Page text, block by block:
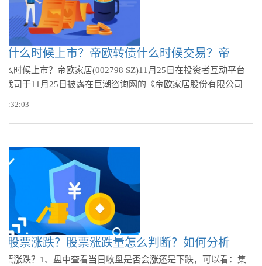
什么时候上市？帝欧转债什么时候交易？帝
么时候上市？帝欧家居(002798 SZ)11月25日在投资者互动平台
我司于11月25日披露在巨潮咨询网的《帝欧家居股份有限公司
股票涨跌？股票涨跌量怎么判断？如何分析
票涨跌？1、盘中查看当日收盘是否会涨还是下跌，可以看：集